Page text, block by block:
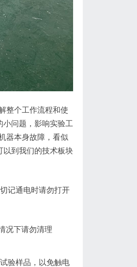
整个工作流程和使
问题，影响实验工
器本身故障，看似
以到我们的技术板块
记通电时请勿打开
况下请勿清理
验样品，以免触电